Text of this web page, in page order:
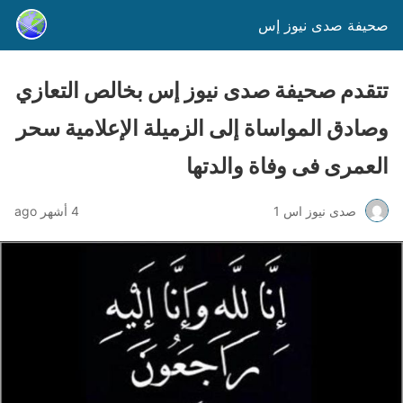
صحيفة صدى نيوز إس
تتقدم صحيفة صدى نيوز إس بخالص التعازي
وصادق المواساة إلى الزميلة الإعلامية سحر
العمرى فى وفاة والدتها
صدى نيوز اس 1 4 أشهر ago